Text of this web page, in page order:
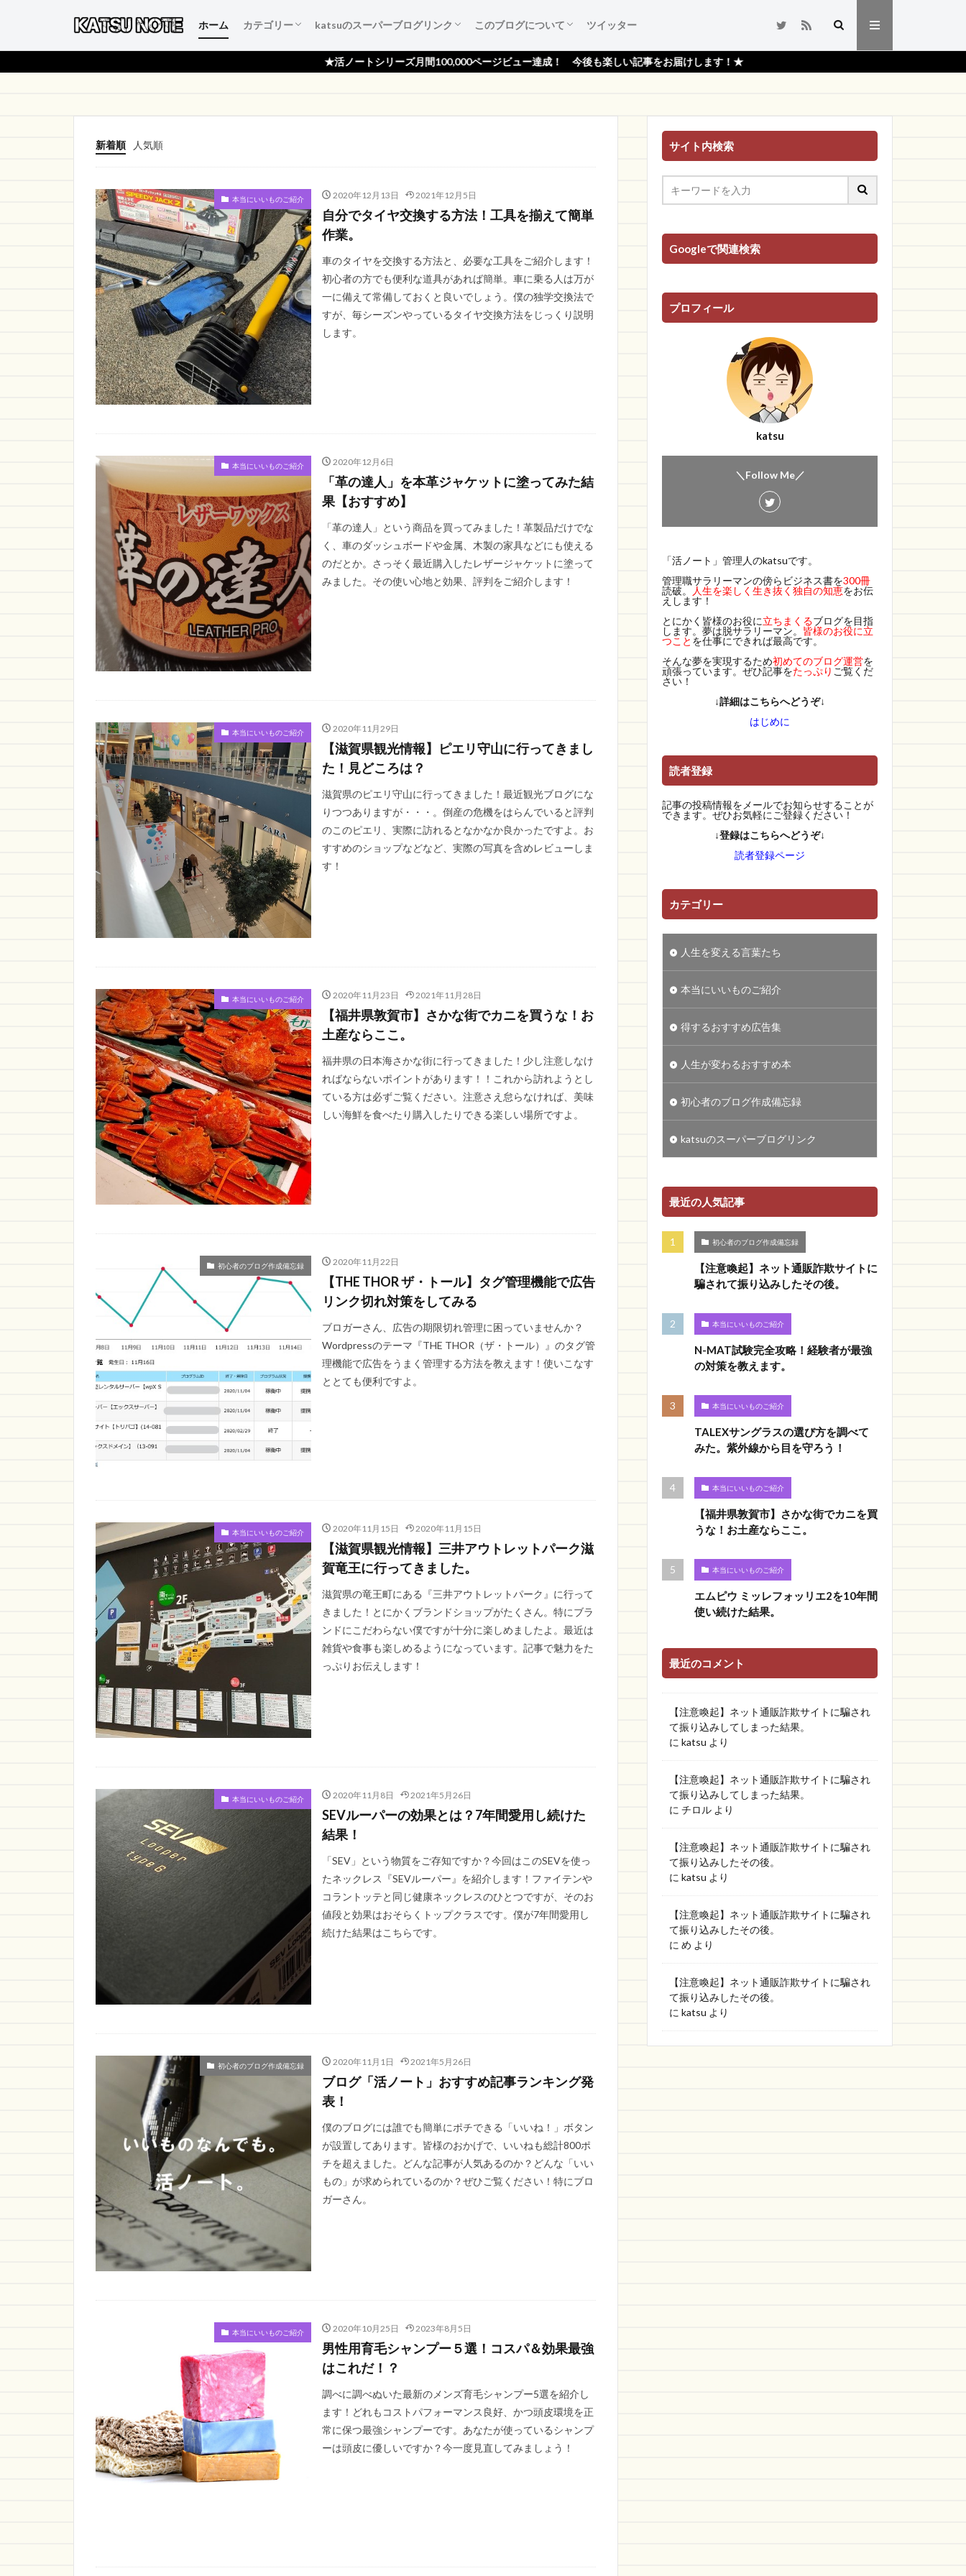
ホーム カテゴリー
人生を変える言葉たち
本当にいいものご紹介
得するおすすめ広告集
人生が変わるおすすめ本
初心者のブログ作成備忘録
katsuのスーパーブログリンク
katsuのスーパーブログリンク
katsuのスーパーブログリンクとは
katsuのスーパーブログリンク 登録依頼
このブログについて
ブログ『活ノート』のご紹介！
サイトマップ
プライバシーポリシー
読者登録ページ
スポンサー様のページ
お問い合わせ
ツイッター
★活ノートシリーズ月間100,000ページビュー達成！ 今後も楽しい記事をお届けします！★
新着順 人気順
本当にいいものご紹介 2020年12月13日 2021年12月5日
自分でタイヤ交換する方法！工具を揃えて簡単
作業。
車のタイヤを交換する方法と、必要な工具をご紹介します！
初心者の方でも便利な道具があれば簡単。車に乗る人は万が
一に備えて常備しておくと良いでしょう。僕の独学交換法で
すが、毎シーズンやっているタイヤ交換方法をじっくり説明
します。
本当にいいものご紹介 2020年12月6日
「革の達人」を本革ジャケットに塗ってみた結
果【おすすめ】
「革の達人」という商品を買ってみました！革製品だけでな
く、車のダッシュボードや金属、木製の家具などにも使える
のだとか。さっそく最近購入したレザージャケットに塗って
みました。その使い心地と効果、評判をご紹介します！
本当にいいものご紹介 2020年11月29日
【滋賀県観光情報】ピエリ守山に行ってきまし
た！見どころは？
滋賀県のピエリ守山に行ってきました！最近観光ブログにな
りつつありますが・・・。倒産の危機をはらんでいると評判
のこのピエリ、実際に訪れるとなかなか良かったですよ。お
すすめのショップなどなど、実際の写真を含めレビューしま
す！
本当にいいものご紹介 2020年11月23日 2021年11月28日
【福井県敦賀市】さかな街でカニを買うな！お
土産ならここ。
福井県の日本海さかな街に行ってきました！少し注意しなけ
ればならないポイントがあります！！これから訪れようとし
ている方は必ずご覧ください。注意さえ怠らなければ、美味
しい海鮮を食べたり購入したりできる楽しい場所ですよ。
初心者のブログ作成備忘録 2020年11月22日
【THE THOR ザ・トール】タグ管理機能で広告
リンク切れ対策をしてみる
ブロガーさん、広告の期限切れ管理に困っていませんか？
Wordpressのテーマ『THE THOR（ザ・トール）』のタグ管
理機能で広告をうまく管理する方法を教えます！使いこなす
ととても便利ですよ。
本当にいいものご紹介 2020年11月15日 2020年11月15日
【滋賀県観光情報】三井アウトレットパーク滋
賀竜王に行ってきました。
滋賀県の竜王町にある『三井アウトレットパーク』に行って
きました！とにかくブランドショップがたくさん。特にブラ
ンドにこだわらない僕ですが十分に楽しめましたよ。最近は
雑貨や食事も楽しめるようになっています。記事で魅力をた
っぷりお伝えします！
本当にいいものご紹介 2020年11月8日 2021年5月26日
SEVルーパーの効果とは？7年間愛用し続けた
結果！
「SEV」という物質をご存知ですか？今回はこのSEVを使っ
たネックレス『SEVルーパー』を紹介します！ファイテンや
コラントッテと同じ健康ネックレスのひとつですが、そのお
値段と効果はおそらくトップクラスです。僕が7年間愛用し
続けた結果はこちらです。
初心者のブログ作成備忘録 2020年11月1日 2021年5月26日
ブログ「活ノート」おすすめ記事ランキング発
表！
僕のブログには誰でも簡単にポチできる「いいね！」ボタン
が設置してあります。皆様のおかげで、いいねも総計800ポ
チを超えました。どんな記事が人気あるのか？どんな「いい
もの」が求められているのか？ぜひご覧ください！特にブロ
ガーさん。
本当にいいものご紹介 2020年10月25日 2023年8月5日
男性用育毛シャンプー５選！コスパ＆効果最強
はこれだ！？
調べに調べぬいた最新のメンズ育毛シャンプー5選を紹介し
ます！どれもコストパフォーマンス良好、かつ頭皮環境を正
常に保つ最強シャンプーです。あなたが使っているシャンプ
ーは頭皮に優しいですか？今一度見直してみましょう！
サイト内検索
Googleで関連検索
プロフィール
katsu
＼Follow Me／
「活ノート」管理人のkatsuです。
管理職サラリーマンの傍らビジネス書を300冊
読破。
人生を楽しく生き抜く独自の知恵をお伝
えします！
とにかく皆様のお役に立ちまくるブログを目指
します。夢は脱サラリーマン。 皆様のお役に立
つこと を仕事にできれば最高です。
そんな夢を実現するため初めてのブログ運営を
頑張っています。ぜひ記事をたっぷり ご覧くだ
さい！
↓詳細はこちらへどうぞ↓
はじめに
読者登録
記事の投稿情報をメールでお知らせすることが
できます。ぜひお気軽にご登録ください！
↓登録はこちらへどうぞ↓
読者登録ページ
カテゴリー
人生を変える言葉たち
本当にいいものご紹介
得するおすすめ広告集
人生が変わるおすすめ本
初心者のブログ作成備忘録
katsuのスーパーブログリンク
最近の人気記事
初心者のブログ作成備忘録
【注意喚起】ネット通販詐欺サイトに
騙されて振り込みしたその後。
本当にいいものご紹介
N-MAT試験完全攻略！経験者が最強
の対策を教えます。
本当にいいものご紹介
TALEXサングラスの選び方を調べて
みた。紫外線から目を守ろう！
本当にいいものご紹介
【福井県敦賀市】さかな街でカニを買
うな！お土産ならここ。
本当にいいものご紹介
エムピウ ミッレフォッリエ2を10年間
使い続けた結果。
最近のコメント
【注意喚起】ネット通販詐欺サイトに騙され
て振り込みしてしまった結果。
に katsu より
【注意喚起】ネット通販詐欺サイトに騙され
て振り込みしてしまった結果。
に チロル より
【注意喚起】ネット通販詐欺サイトに騙され
て振り込みしたその後。
に katsu より
【注意喚起】ネット通販詐欺サイトに騙され
て振り込みしたその後。
に め より
【注意喚起】ネット通販詐欺サイトに騙され
て振り込みしたその後。
に katsu より